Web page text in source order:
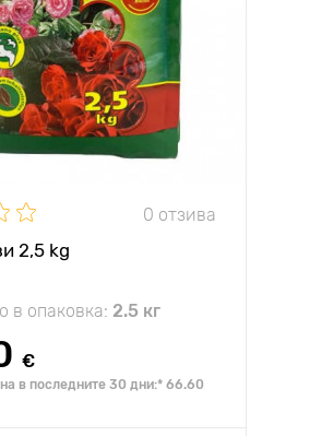
0 отзива
2,5 kg
в опаковка: 2.5 кг
€
в последните 30 дни:* 66.60